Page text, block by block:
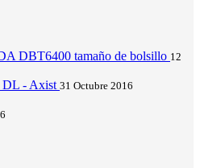
DBT6400 tamaño de bolsillo 12
DL - Axist 31 Octubre 2016